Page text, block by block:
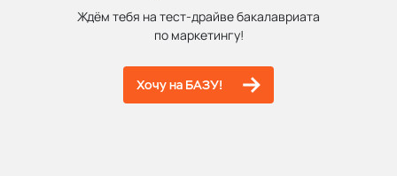
Ждём тебя на тест-драйве бакалавриата
по маркетингу!
Хочу на БАЗУ!